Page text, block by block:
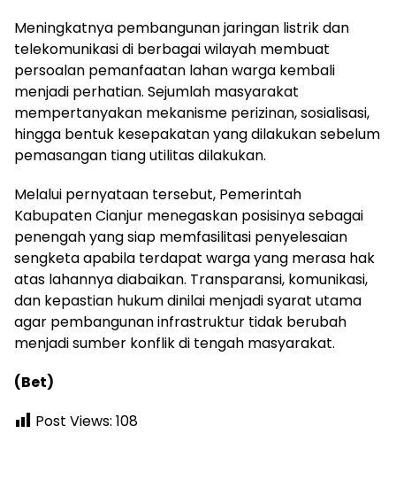
Meningkatnya pembangunan jaringan listrik dan
telekomunikasi di berbagai wilayah membuat
persoalan pemanfaatan lahan warga kembali
menjadi perhatian. Sejumlah masyarakat
mempertanyakan mekanisme perizinan, sosialisasi,
hingga bentuk kesepakatan yang dilakukan sebelum
pemasangan tiang utilitas dilakukan.
Melalui pernyataan tersebut, Pemerintah
Kabupaten Cianjur menegaskan posisinya sebagai
penengah yang siap memfasilitasi penyelesaian
sengketa apabila terdapat warga yang merasa hak
atas lahannya diabaikan. Transparansi, komunikasi,
dan kepastian hukum dinilai menjadi syarat utama
agar pembangunan infrastruktur tidak berubah
menjadi sumber konflik di tengah masyarakat.
(Bet)
Post Views: 108